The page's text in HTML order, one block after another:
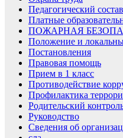
Педагогический состав
Платные
ПОЖАРНАЯ
Положение и
Постановления
Правовая помощь
Прием в 1 класс
Противодействие
Профилактика
Родительский
Руководство
Сведения об